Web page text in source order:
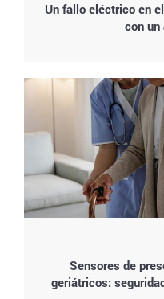
Un fallo eléctrico en
con un
Sensores de
geriátricos: